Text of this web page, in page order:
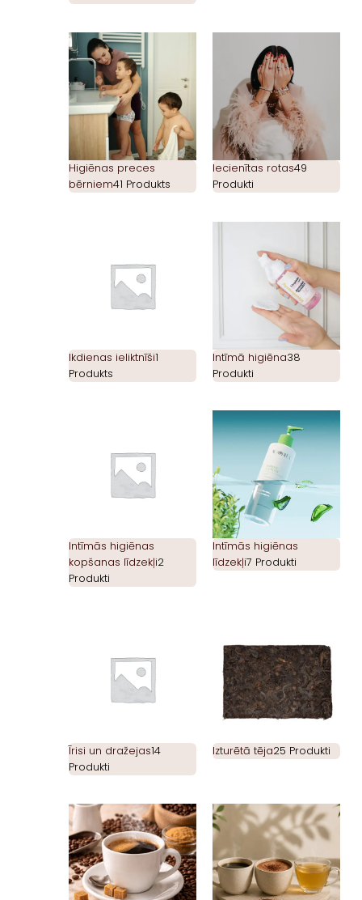
Higiēnas preces
bērniem41 Produkts
Iecienītas rotas49
Produkti
Ikdienas ieliktnīši1
Produkts
Intīmā higiēna38
Produkti
Intīmās higiēnas
kopšanas līdzekļi2
Produkti
Intīmās higiēnas
līdzekļi7 Produkti
Īrisi un dražejas14
Produkti
Izturētā tēja25 Produkti